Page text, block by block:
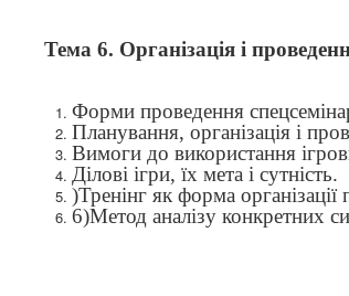
Тема 6. Організація і
Форми проведення
Планування, організація і
Вимоги до використання
Ділові ігри, їх мета і сутність.
)Тренінг як форма організації
6)Метод аналізу конкретних